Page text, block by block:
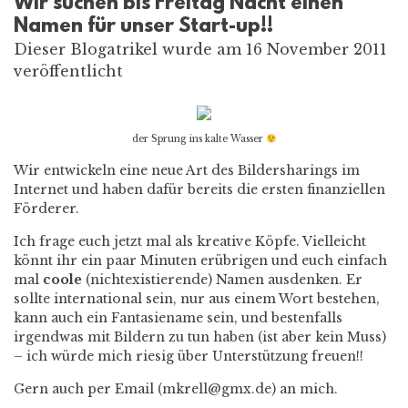
Namen für unser Start-up!!
Dieser Blogatrikel wurde am 16 November 2011
veröffentlicht
der Sprung ins kalte Wasser
Wir entwickeln eine neue Art des Bildersharings im
Internet und haben dafür bereits die ersten finanziellen
Förderer.
Ich frage euch jetzt mal als kreative Köpfe. Vielleicht
könnt ihr ein paar Minuten erübrigen und euch einfach
mal coole (nichtexistierende) Namen ausdenken. Er
sollte international sein, nur aus einem Wort bestehen,
kann auch ein Fantasiename sein, und bestenfalls
irgendwas mit Bildern zu tun haben (ist aber kein Muss)
– ich würde mich riesig über Unterstützung freuen!!
Gern auch per Email (mkrell@gmx.de) an mich.